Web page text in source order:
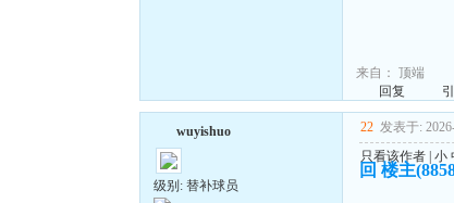
来自： 顶端
回复
wuyishuo
级别: 替补球员
22 发表于:
只看该作者| 小
回 楼主